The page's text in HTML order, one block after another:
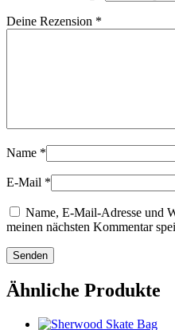
Deine Rezension *
Name *
E-Mail *
Name, E-Mail-Adresse und
meinen nächsten Kommentar
Ähnliche Produkte